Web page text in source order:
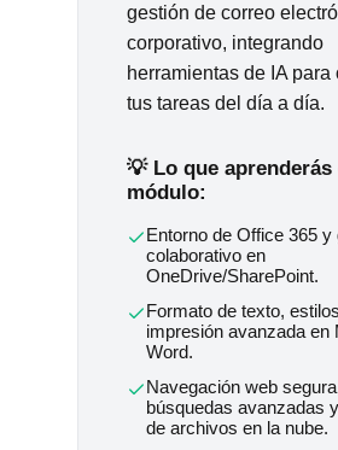
gestión de correo
corporativo, integrando
herramientas de IA para
tus tareas del día a día.
💡 Lo que aprenderás
módulo:
Entorno de Office 365 y
colaborativo en
OneDrive/SharePoint.
Formato de texto,
impresión avanzada en
Word.
Navegación web
búsquedas avanzadas
de archivos en la nube.